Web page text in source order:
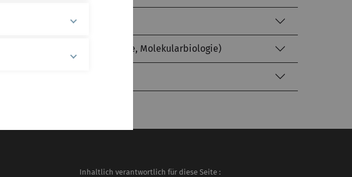
(Humanmedizin)
(Biologie, Biochemie, Molekularbiologie)
Inhaltlich verantwortlich für diese Seite :